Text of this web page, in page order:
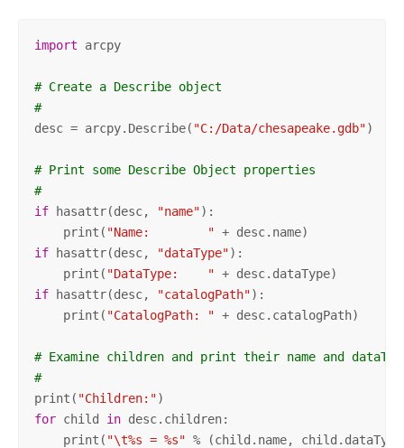
import arcpy
# Create a Describe object
#
desc = arcpy.Describe( "C:/Data/chesapeake.gdb")
# Print some Describe Object properties
#
if hasattr(desc, "name"):
    print(
"Name:        "
if hasattr(desc, "dataType"):
    print(
"DataType:    "
if hasattr(desc, "catalogPath"):
    print(
"CatalogPath: " + desc.catalogPath)
# Examine children and print their name and
#
print( "Children:"
for child in desc.children:
    print(
"\t%s = %s" % (child.name,